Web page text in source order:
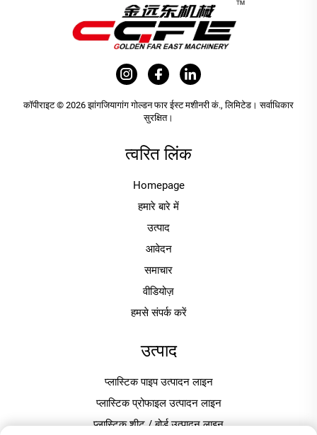
कॉपीराइट © 2026 झांगजियागांग गोल्डन फार ईस्ट मशीनरी कं., लिमिटेड। सर्वाधिकार
सुरक्षित।
त्वरित लिंक
Homepage
हमारे बारे में
उत्पाद
आवेदन
समाचार
वीडियोज़
हमसे संपर्क करें
उत्पाद
प्लास्टिक पाइप उत्पादन लाइन
प्लास्टिक प्रोफाइल उत्पादन लाइन
प्लास्टिक शीट / बोर्ड उत्पादन लाइन